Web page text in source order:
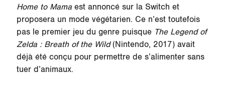
Home to Mamaest annoncé sur la Switch et
proposera un mode végétarien. Ce n’est toutefois
pas le premier jeu du genre puisque The Legend of
Zelda : Breath of the Wild(Nintendo, 2017) avait
déjà été conçu pour permettre de s’alimenter sans
tuer d’animaux.